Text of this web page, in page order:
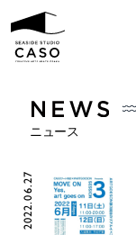
ニュース
2022.06.27